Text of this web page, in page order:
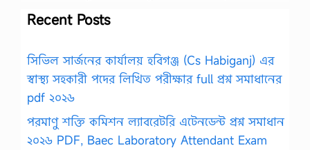
Recent Posts
সিভিল সার্জনের কার্যালয় হবিগঞ্জ (Cs Habiganj) এর
স্বাস্থ্য সহকারী পদের লিখিত পরীক্ষার full প্রশ্ন সমাধানের
pdf ২০২৬
পরমাণু শক্তি কমিশন ল্যাবরেটরি এটেনডেন্ট প্রশ্ন সমাধান
২০২৬ PDF, Baec Laboratory Attendant Exam